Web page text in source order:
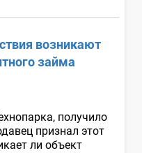
возникают
займа
получило
признал этот
ли объект